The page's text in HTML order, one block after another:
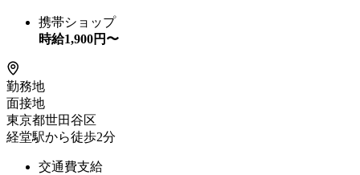
携帯ショップ
時給1,900円〜
勤務地
面接地
東京都世田谷区
経堂駅から徒歩2分
交通費支給